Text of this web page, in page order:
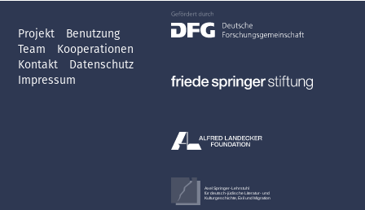
Projekt
Benutzung
Team
Kooperationen
Kontakt
Datenschutz
Impressum
Axel Springer-Lehrstuhl
für deutsch-jüdische Literatur- und
Kulturgeschichte, Exil und Migration